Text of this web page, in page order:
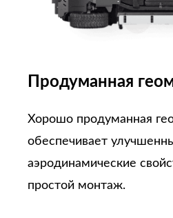
Продуманная
Хорошо продуманная
обеспечивает
аэродинамические
простой монтаж.